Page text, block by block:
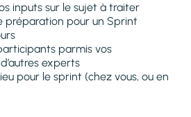
inputs sur le sujet à traiter
préparation pour un Sprint
parmis vos
experts
pour le sprint (chez vous, ou en